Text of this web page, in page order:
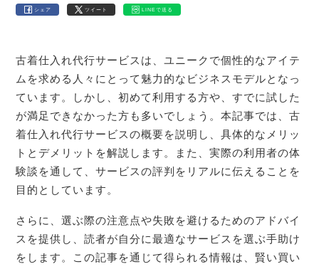
シェア ツイート LINEで送る
古着仕入れ代行サービスは、ユニークで個性的なアイテ
ムを求める人々にとって魅力的なビジネスモデルとなっ
ています。しかし、初めて利用する方や、すでに試した
が満足できなかった方も多いでしょう。本記事では、古
着仕入れ代行サービスの概要を説明し、具体的なメリッ
トとデメリットを解説します。また、実際の利用者の体
験談を通して、サービスの評判をリアルに伝えることを
目的としています。
さらに、選ぶ際の注意点や失敗を避けるためのアドバイ
スを提供し、読者が自分に最適なサービスを選ぶ手助け
をします。この記事を通じて得られる情報は、賢い買い